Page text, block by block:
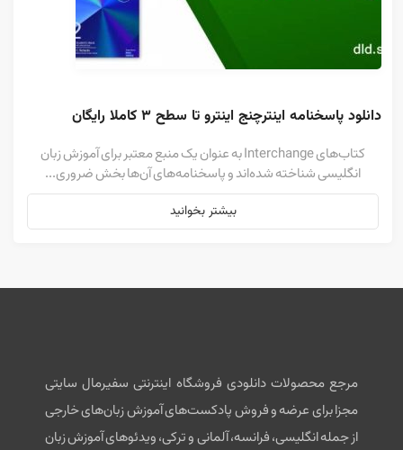
دانلود پاسخنامه اینترچنج اینترو تا سطح ۳ کاملا رایگان
کتاب‌های Interchange به عنوان یک منبع معتبر برای آموزش زبان
انگلیسی شناخته شده‌اند و پاسخنامه‌های آن‌ها بخش ضروری...
بیشتر بخوانید
مرجع محصولات دانلودی فروشگاه اینترنتی سفیرمال سایتی
مجزا برای عرضه و فروش پادکست‌های آموزش زبان‌های خارجی
از جمله انگلیسی، فرانسه، آلمانی و ترکی، ویدئوهای آموزش زبان